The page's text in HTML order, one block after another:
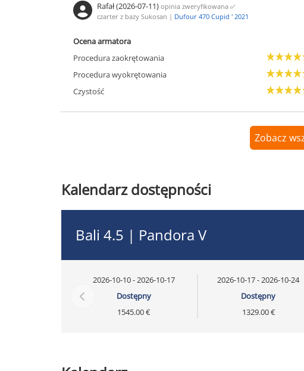
Rafał (2026-07-11) opinia zweryfikowana ✅
czarter z bazy Sukosan | Dufour 470 Cupid ' 2021
Ocena armatora
Procedura zaokrętowania
Procedura wyokrętowania
Czystość
Zobacz
Kalendarz dostępności
Bali 4.5 | Pandora V
2026-10-10 - 2026-10-17
Dostępny
1545.00 €
2026-10-17 - 2026-10-24
Dostępny
1329.00 €